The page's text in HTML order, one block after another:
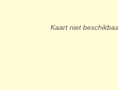
Kaart niet